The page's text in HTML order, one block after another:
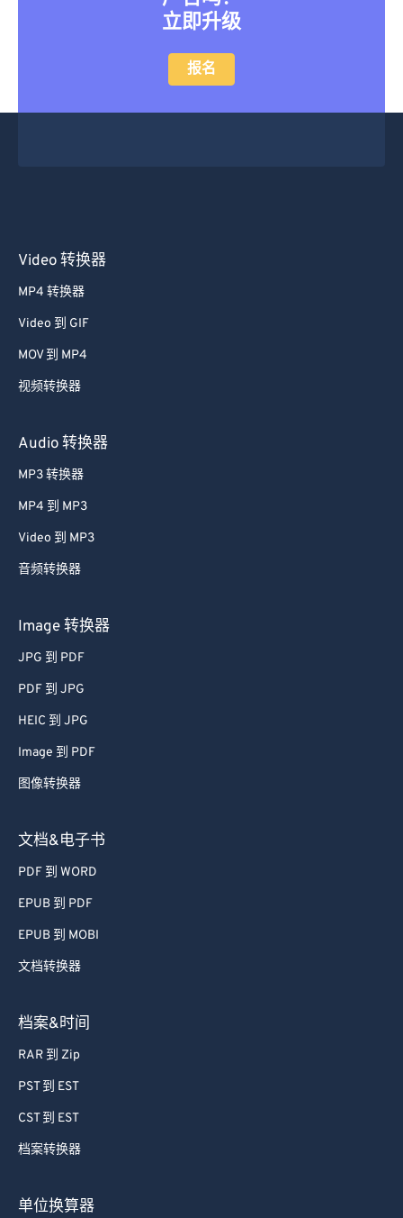
立即升级
报名
Video 转换器
MP4 转换器
Video 到 GIF
MOV 到 MP4
视频转换器
Audio 转换器
MP3 转换器
MP4 到 MP3
Video 到 MP3
音频转换器
Image 转换器
JPG 到 PDF
PDF 到 JPG
HEIC 到 JPG
Image 到 PDF
图像转换器
文档&电子书
PDF 到 WORD
EPUB 到 PDF
EPUB 到 MOBI
文档转换器
档案&时间
RAR 到 Zip
PST 到 EST
CST 到 EST
档案转换器
单位换算器